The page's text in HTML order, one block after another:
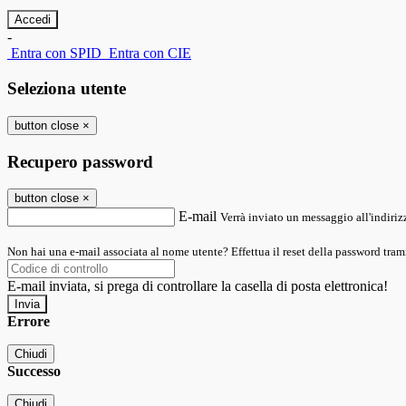
-
Entra con SPID Entra con CIE
Seleziona utente
button close ×
Recupero password
button close ×
E-mail Verrà inviato un messaggio
Non hai una e-mail associata al nome utente? Effettua il reset della password
E-mail inviata, si prega di controllare la casella di posta elettronica!
Errore
Chiudi
Successo